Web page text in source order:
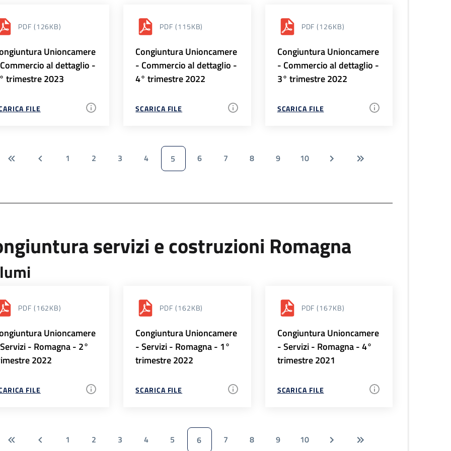
PDF (126KB)
Unioncamere
al dettaglio -
trimestre 2023
FILE
PDF (115KB)
Congiuntura Unioncamere
- Commercio al dettaglio -
4° trimestre 2022
SCARICA FILE
PDF (126KB)
Congiuntura Unioncamere
- Commercio al dettaglio -
3° trimestre 2022
SCARICA FILE
1 2 3 4 5 6 7 8 9 10
servizi e costruzioni Romagna
PDF (162KB)
Unioncamere
- Romagna - 2°
2022
FILE
PDF (162KB)
Congiuntura Unioncamere
- Servizi - Romagna - 1°
trimestre 2022
SCARICA FILE
PDF (167KB)
Congiuntura Unioncamere
- Servizi - Romagna - 4°
trimestre 2021
SCARICA FILE
1 2 3 4 5 6 7 8 9 10